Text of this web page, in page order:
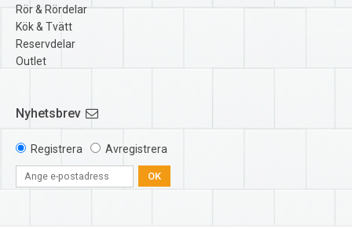
Rör & Rördelar
Kök & Tvätt
Reservdelar
Outlet
Nyhetsbrev
Registrera Avregistrera
OK